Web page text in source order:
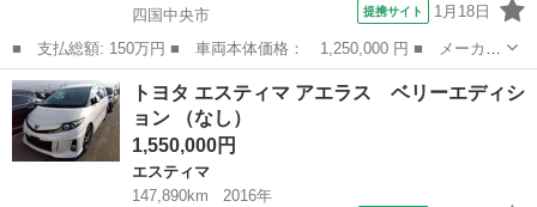
四国中央市
提携サイト 1月18日
■ 支払総額: 150万円 ■ 車両本体価格： 1,250,000 円 ■ メーカー
名： トヨタ ■ 車種名： エスティマＴ ■ グレード名： Ｇ ４
ＷＤ ■ 排気量： 2400cc ■ ドア枚数： 5D ■ ミッション：...
愛媛 四国中央市
トヨタ エスティマ アエラス ベリーエディシ
ョン （なし）
1,550,000円
エスティマ
147,890km
2016年